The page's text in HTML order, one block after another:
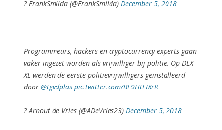
? FrankSmilda (@FrankSmilda) December 5, 2018
Programmeurs, hackers en cryptocurrency experts gaan
vaker ingezet worden als vrijwilliger bij politie. Op DEX-
XL werden de eerste politievrijwilligers geinstalleerd
door @tgvdplas pic.twitter.com/BF9HtEIXrR
? Arnout de Vries (@ADeVries23) December 5, 2018